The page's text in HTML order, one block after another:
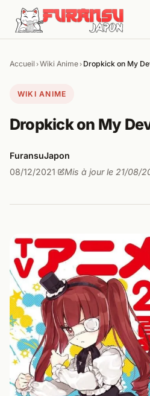
Aller au contenu
Accueil ›Wiki Anime› Dropkick on My
WIKI ANIME
Dropkick on My
FuransuJapon
08/12/2021· Mis à jour le 21/08/